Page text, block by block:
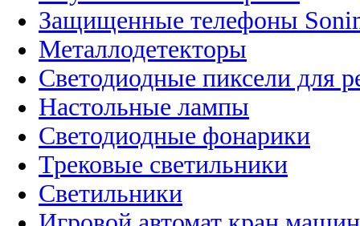
Защищенные телефоны
Металлодетекторы
Светодиодные пиксели для
Настольные лампы
Светодиодные фонарики
Трековые светильники
Светильники